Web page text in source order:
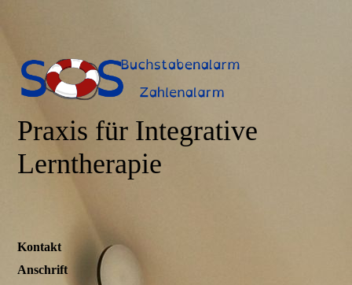
Praxis für Integrative
Lerntherapie
Kontakt
Anschrift